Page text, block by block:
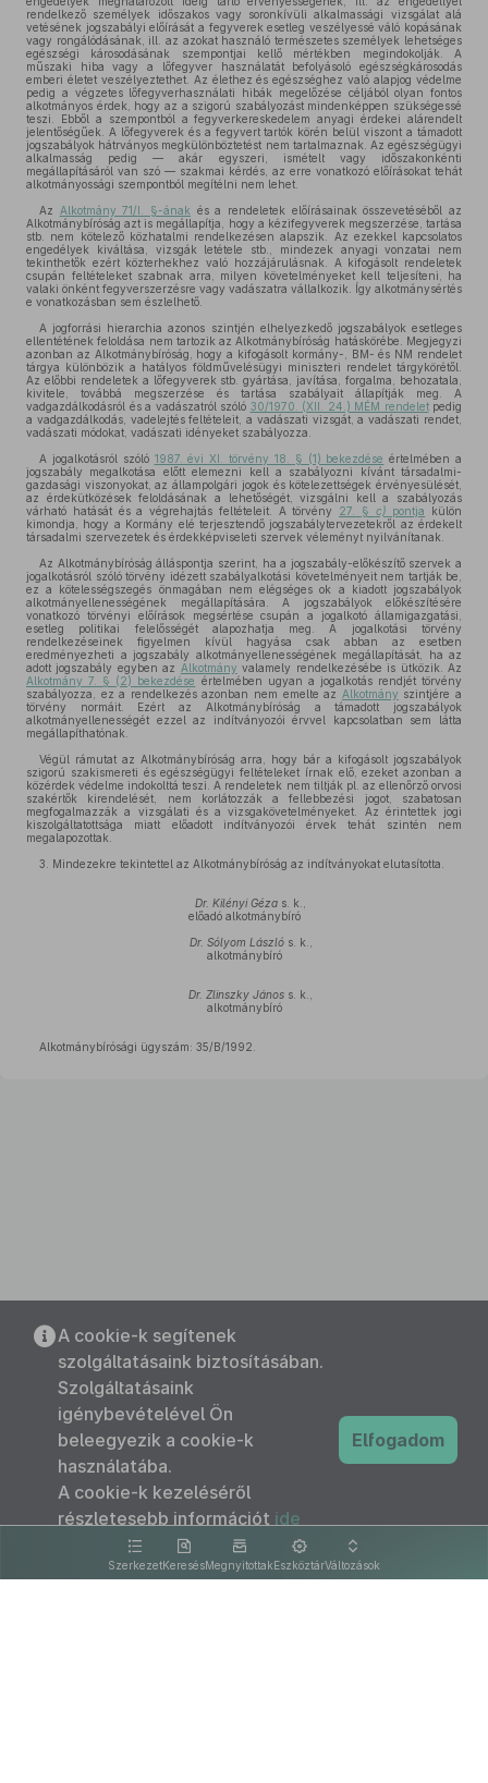
rendelkező személyek időszakos vagy soronkívüli alkalmassági vizsgálat alá
vetésének jogszabályi előírását a fegyverek esetleg veszélyessé váló kopásának
vagy rongálódásának, ill. az azokat használó természetes személyek lehetséges
egészségi károsodásának szempontjai kellő mértékben megindokolják. A
műszaki hiba vagy a lőfegyver használatát befolyásoló egészségkárosodás
emberi életet veszélyeztethet. Az élethez és egészséghez való alapjog védelme
pedig a végzetes lőfegyverhasználati hibák megelőzése céljából olyan fontos
alkotmányos érdek, hogy az a szigorú szabályozást mindenképpen szükségessé
teszi. Ebből a szempontból a fegyverkereskedelem anyagi érdekei alárendelt
jelentőségűek. A lőfegyverek és a fegyvert tartók körén belül viszont a támadott
jogszabályok hátrványos megkülönböztetést nem tartalmaznak. Az egészségügyi
alkalmasság pedig — akár egyszeri, ismételt vagy időszakonkénti
megállapításáról van szó — szakmai kérdés, az erre vonatkozó előírásokat tehát
alkotmányossági szempontból megítélni nem lehet.
Az
Alkotmány 71/I. §-ának és a rendeletek előírásainak összevetéséből az
Alkotmánybíróság azt is megállapítja, hogy a kézifegyverek megszerzése, tartása
stb. nem kötelező közhatalmi rendelkezésen alapszik. Az ezekkel kapcsolatos
engedélyek kiváltása, vizsgák letétele stb., mindezek anyagi vonzatai nem
tekinthetők ezért közterhekhez való hozzájárulásnak. A kifogásolt rendeletek
csupán feltételeket szabnak arra, milyen követelményeket kell teljesíteni, ha
valaki önként fegyverszerzésre vagy vadászatra vállalkozik. Így alkotmánysértés
e vonatkozásban sem észlelhető.
A jogforrási hierarchia azonos szintjén elhelyezkedő jogszabályok esetleges
ellentétének feloldása nem tartozik az Alkotmánybíróság hatáskörébe. Megjegyzi
azonban az Alkotmánybíróság, hogy a kifogásolt kormány-, BM- és NM rendelet
tárgya különbözik a hatályos földművelésügyi miniszteri rendelet tárgykörétől.
Az előbbi rendeletek a lőfegyverek stb. gyártása, javítása, forgalma, behozatala,
kivitele, továbbá megszerzése és tartása szabályait állapítják meg. A
vadgazdálkodásról és a vadászatról szóló 30/1970. (XII. 24.) MÉM rendeletpedig
a vadgazdálkodás, vadelejtés feltételeit, a vadászati vizsgát, a vadászati rendet,
vadászati módokat, vadászati idényeket szabályozza.
A jogalkotásról szóló 1987. évi XI. törvény 18. § (1) bekezdése értelmében a
jogszabály megalkotása előtt elemezni kell a szabályozni kívánt társadalmi-
gazdasági viszonyokat, az állampolgári jogok és kötelezettségek érvényesülését,
az érdekütközések feloldásának a lehetőségét, vizsgálni kell a szabályozás
várható hatását és a végrehajtás feltételeit. A törvény 27. § c) pontja
külön
kimondja, hogy a Kormány elé terjesztendő jogszabálytervezetekről az érdekelt
társadalmi szervezetek és érdekképviseleti szervek véleményt nyilvánítanak.
Az Alkotmánybíróság álláspontja szerint, ha a jogszabály-előkészítő szervek a
jogalkotásról szóló törvény idézett szabályalkotási követelményeit nem tartják be,
ez a kötelességszegés önmagában nem elégséges ok a kiadott jogszabályok
alkotmányellenességének megállapítására. A jogszabályok előkészítésére
vonatkozó törvényi előírások megsértése csupán a jogalkotó államigazgatási,
esetleg politikai felelősségét alapozhatja meg. A jogalkotási törvény
rendelkezéseinek figyelmen kívül hagyása csak abban az esetben
eredményezheti a jogszabály alkotmányellenességének megállapítását, ha az
adott jogszabály egyben az Alkotmány valamely rendelkezésébe is ütközik. Az
Alkotmány 7. § (2) bekezdése értelmében ugyan a jogalkotás rendjét törvény
szabályozza, ez a rendelkezés azonban nem emelte az Alkotmány szintjére a
törvény normáit. Ezért az Alkotmánybíróság a támadott jogszabályok
alkotmányellenességét ezzel az indítványozói érvvel kapcsolatban sem látta
megállapíthatónak.
Végül rámutat az Alkotmánybíróság arra, hogy bár a kifogásolt jogszabályok
szigorú szakismereti és egészségügyi feltételeket írnak elő, ezeket azonban a
közérdek védelme indokolttá teszi. A rendeletek nem tiltják pl. az ellenőrző orvosi
szakértők kirendelését, nem korlátozzák a fellebbezési jogot, szabatosan
megfogalmazzák a vizsgálati és a vizsgakövetelményeket. Az érintettek jogi
kiszolgáltatottsága miatt előadott indítványozói érvek tehát szintén nem
megalapozottak.
3. Mindezekre tekintettel az Alkotmánybíróság az indítványokat elutasította.
Dr. Kilényi Géza s. k.,
előadó alkotmánybíró
Dr. Sólyom Lászlós. k.,
alkotmánybíró
Dr. Zlinszky János s. k.,
alkotmánybíró
Alkotmánybírósági ügyszám: 35/B/1992.
SzerkezetKeresésMegnyitottakEszköztárVáltozások
A cookie-k segítenek
szolgáltatásaink biztosításában.
Szolgáltatásaink
igénybevételével Ön
beleegyezik a cookie-k
használatába.
A cookie-k kezeléséről
részletesebb információt ide
kattintva olvashat.
Elfogadom